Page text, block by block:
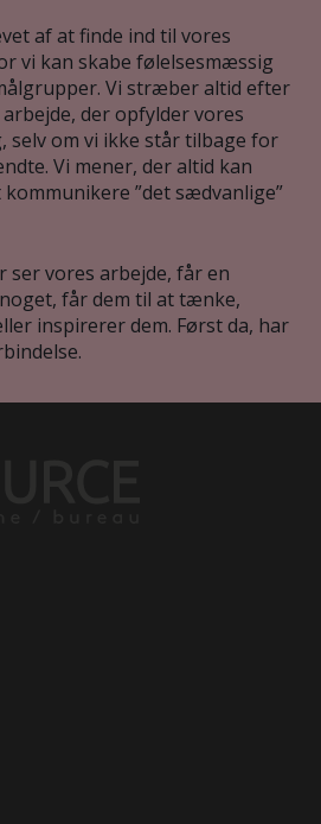
af at finde ind til vores
vi kan skabe følelsesmæssig
Vi stræber altid efter
der opfylder vores
selv om vi ikke står tilbage for
Vi mener, der altid kan
”det sædvanlige”
ser vores arbejde, får en
får dem til at tænke,
inspirerer dem. Først da, har